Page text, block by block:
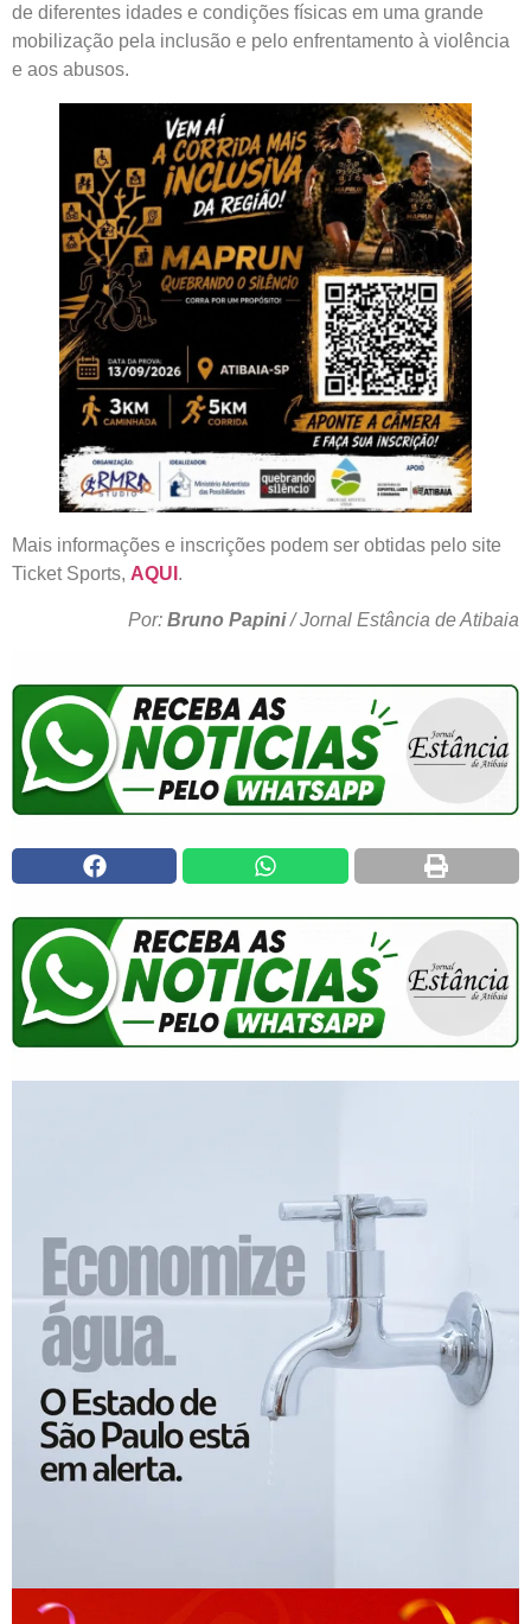
de diferentes idades e condições físicas em uma grande
mobilização pela inclusão e pelo enfrentamento à violência
e aos abusos.
Mais informações e inscrições podem ser obtidas pelo site
Ticket Sports, AQUI .
Por: Bruno Papini/ Jornal Estância de Atibaia